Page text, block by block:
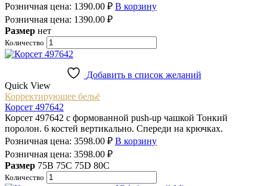
Розничная цена: 1390.00 ₽ В корзину
Розничная цена: 1390.00 ₽
Размер нет
Количество
Добавить в список желаний
Quick View
Корректирующее бельё
Корсет 497642
Корсет 497642 с формованной push-up чашкой Тонкий
поролон. 6 костей вертикально. Спереди на крючках.
Розничная цена: 3598.00 ₽ В корзину
Розничная цена: 3598.00 ₽
Размер 75B 75C 75D 80C
Количество